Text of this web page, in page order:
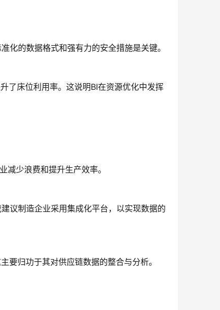
化的数据格式和强有力的安全措施是关键。
了床位利用率。这说明BI在资源优化中发挥
减少浪费和提升生产效率。
议制造企业采用集成化平台，以实现数据的
要归功于其对供应链数据的整合与分析。